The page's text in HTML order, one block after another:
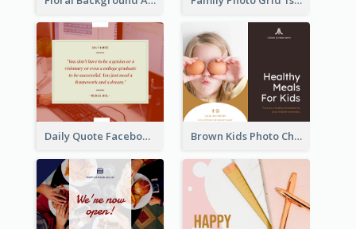
Daily Quote Facebook Post Brown Kids Photo Children Meal Cooking Facebook Post